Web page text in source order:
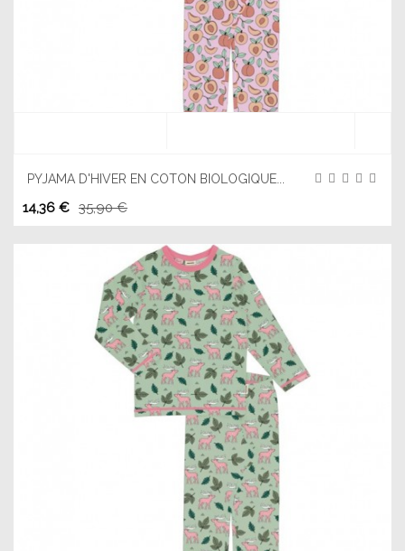
PYJAMA D'HIVER EN COTON BIOLOGIQUE...
14,36 € 35,90 €